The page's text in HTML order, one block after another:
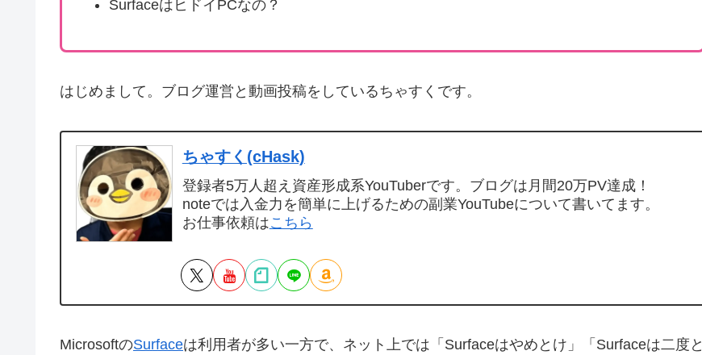
SurfaceはヒドイPCなの？
はじめまして。ブログ運営と動画投稿をしているちゃすくです。
ちゃすく(cHask)
登録者5万人超え資産形成系YouTuberです。ブログは月間20万PV達成！
noteでは入金力を簡単に上げるための副業YouTubeについて書いてます。
お仕事依頼はこちら
MicrosoftのSurfaceは利用者が多い一方で、ネット上では「Surfaceはやめとけ」「Surfaceは二度と